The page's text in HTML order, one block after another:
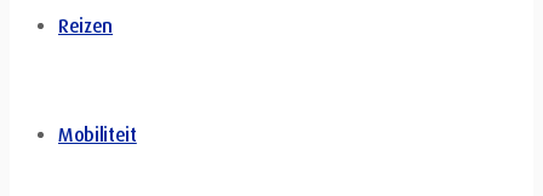
Reizen
Mobiliteit